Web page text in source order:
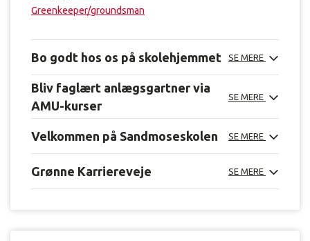
Greenkeeper/groundsman
Bo godt hos os på skolehjemmet SE MERE
Bliv faglært anlægsgartner via
AMU-kurser
SE MERE
Velkommen på Sandmoseskolen SE MERE
Grønne Karriereveje SE MERE